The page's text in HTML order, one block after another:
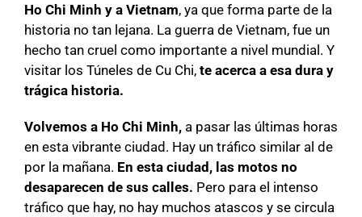
Ho Chi Minh y a Vietnam, ya que forma parte de la
historia no tan lejana. La guerra de Vietnam, fue un
hecho tan cruel como importante a nivel mundial. Y
visitar los Túneles de Cu Chi, te acerca a esa dura y
trágica historia.
Volvemos a Ho Chi Minh, a pasar las últimas horas
en esta vibrante ciudad. Hay un tráfico similar al de
por la mañana. En esta ciudad, las motos no
desaparecen de sus calles. Pero para el intenso
tráfico que hay, no hay muchos atascos y se circula